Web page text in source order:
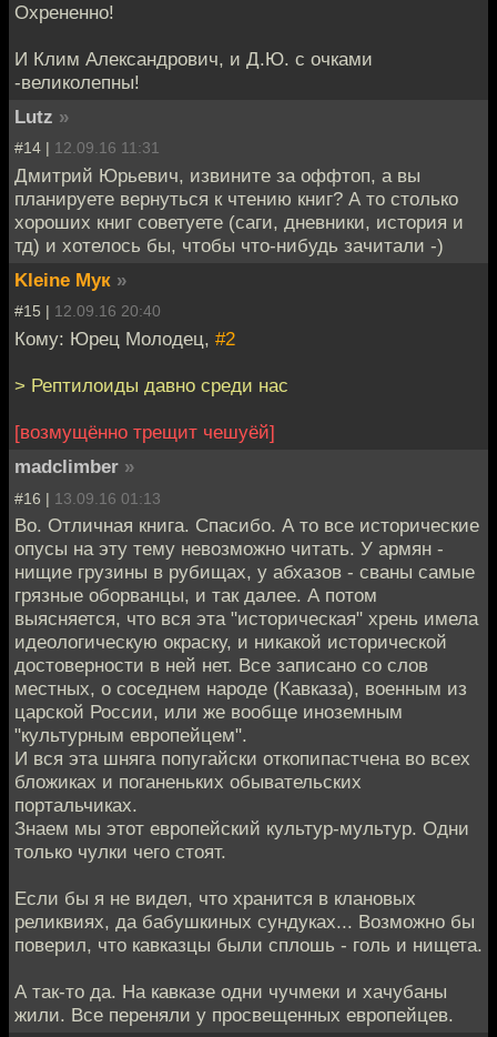
Охрененно!
И Клим Александрович, и Д.Ю. с очками
-великолепны!
Lutz »
#14 | 12.09.16 11:31
Дмитрий Юрьевич, извините за оффтоп, а вы
планируете вернуться к чтению книг? А то столько
хороших книг советуете (саги, дневники, история и
тд) и хотелось бы, чтобы что-нибудь зачитали -)
Kleine Мук »
#15 | 12.09.16 20:40
Кому: Юрец Молодец, #2
> Рептилоиды давно среди нас
[возмущённо трещит чешуёй]
madclimber »
#16 | 13.09.16 01:13
Во. Отличная книга. Спасибо. А то все исторические
опусы на эту тему невозможно читать. У армян -
нищие грузины в рубищах, у абхазов - сваны самые
грязные оборванцы, и так далее. А потом
выясняется, что вся эта "историческая" хрень имела
идеологическую окраску, и никакой исторической
достоверности в ней нет. Все записано со слов
местных, о соседнем народе (Кавказа), военным из
царской России, или же вообще иноземным
"культурным европейцем".
И вся эта шняга попугайски откопипастчена во всех
бложиках и поганеньких обывательских
портальчиках.
Знаем мы этот европейский культур-мультур. Одни
только чулки чего стоят.
Если бы я не видел, что хранится в клановых
реликвиях, да бабушкиных сундуках... Возможно бы
поверил, что кавказцы были сплошь - голь и нищета.
А так-то да. На кавказе одни чучмеки и хачубаны
жили. Все переняли у просвещенных европейцев.